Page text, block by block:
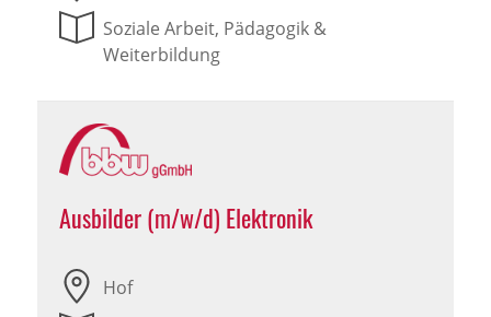
Soziale Arbeit, Pädagogik &
Weiterbildung
Ausbilder (m/w/d) Elektronik
Hof